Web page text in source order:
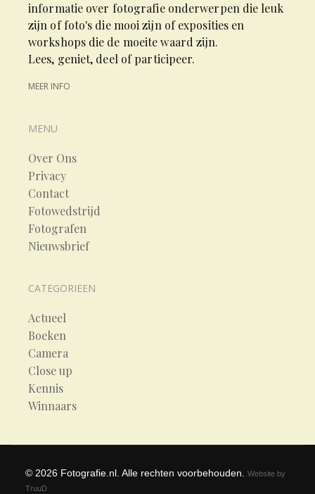
informatie over fotografie onderwerpen die leuk
zijn of foto's die mooi zijn of exposities en
workshops die de moeite waard zijn.
Lees, geniet, deel of participeer.
MEER INFO
MENU
Over Ons
Privacy
Contact
Fotowedstrijd
Fotografen
Nieuwsbrief
CATEGORIEEN
Actueel
Boeken
Camera
Close up
Kennis
Winnaars
© 2026 Fotografie.nl. Alle rechten voorbehouden. Website by
TruuD